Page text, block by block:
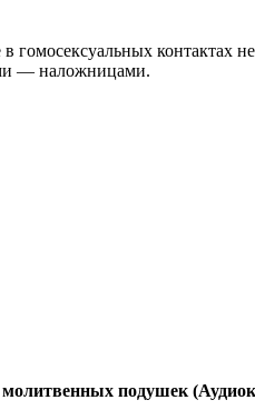
контактах
— наложницами.
подушек